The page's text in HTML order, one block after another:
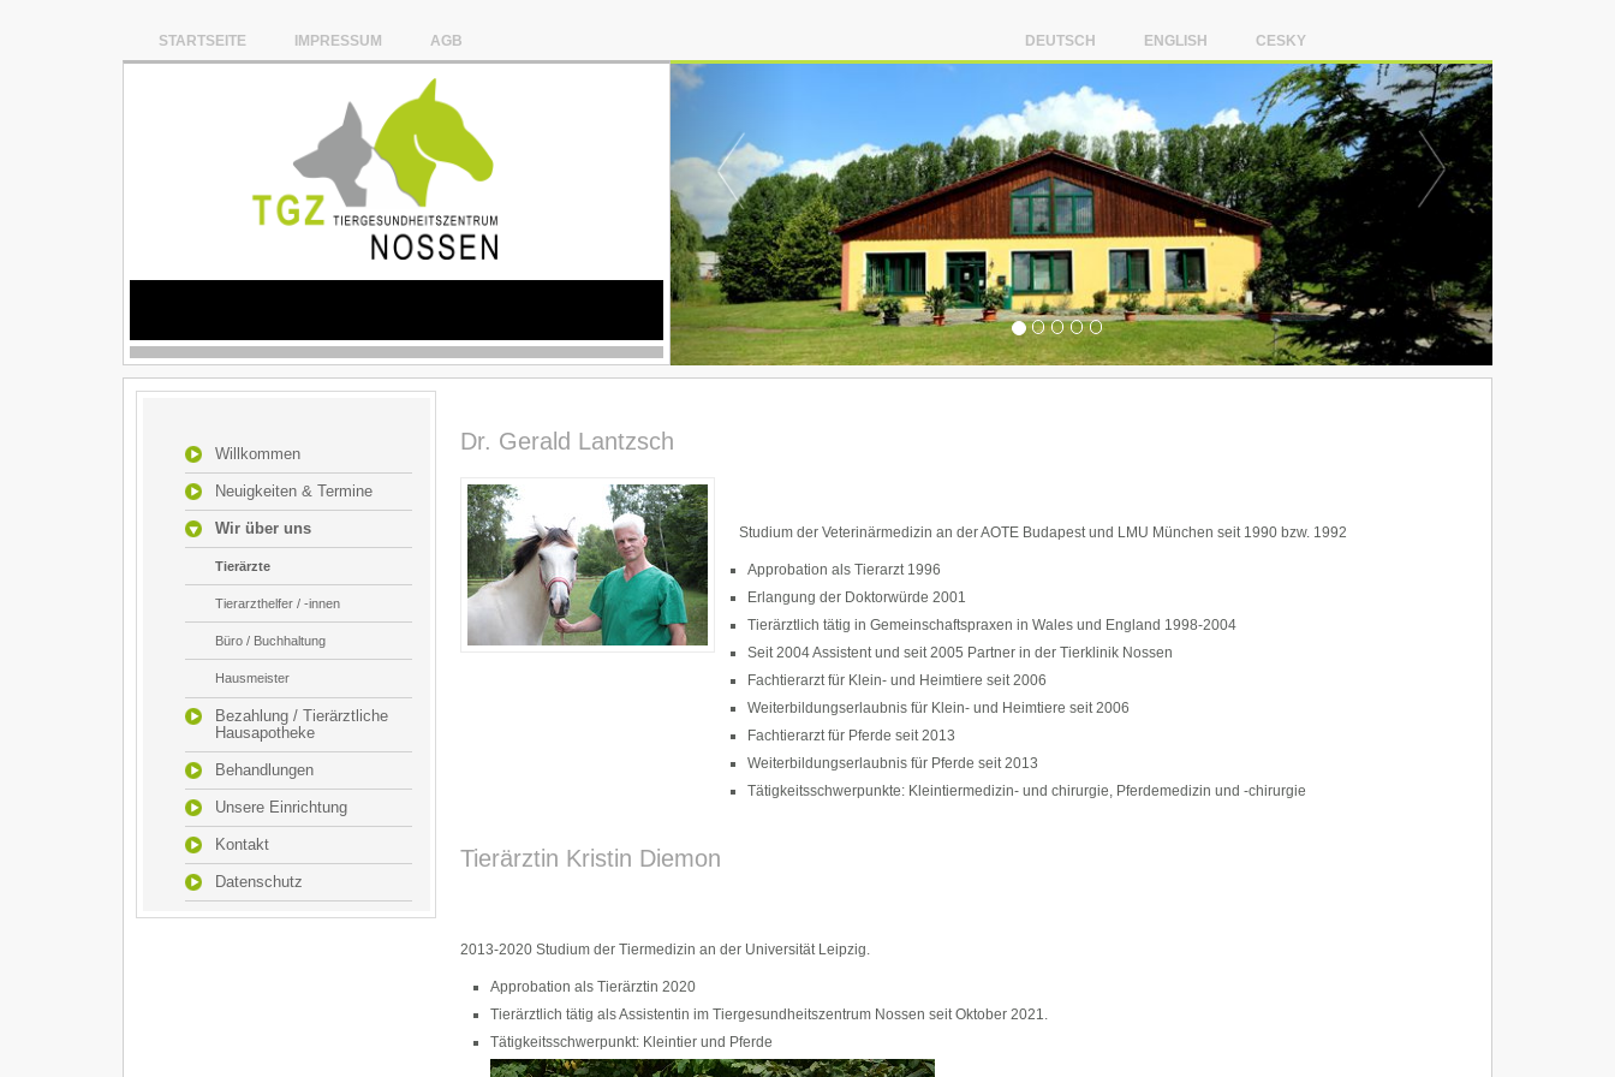
STARTSEITE IMPRESSUM AGB DEUTSCH ENGLISH CESKY
Willkommen
Neuigkeiten & Termine
Wir über uns
Tierärzte
Tierarzthelfer / -innen
Büro / Buchhaltung
Hausmeister
Bezahlung / Tierärztliche
Hausapotheke
Behandlungen
Unsere Einrichtung
Kontakt
Datenschutz
Dr. Gerald Lantzsch
Studium der Veterinärmedizin an der AOTE Budapest und LMU München seit 1990 bzw. 1992
Approbation als Tierarzt 1996
Erlangung der Doktorwürde 2001
Tierärztlich tätig in Gemeinschaftspraxen in Wales und England 1998-2004
Seit 2004 Assistent und seit 2005 Partner in der Tierklinik Nossen
Fachtierarzt für Klein- und Heimtiere seit 2006
Weiterbildungserlaubnis für Klein- und Heimtiere seit 2006
Fachtierarzt für Pferde seit 2013
Weiterbildungserlaubnis für Pferde seit 2013
Tätigkeitsschwerpunkte: Kleintiermedizin- und chirurgie, Pferdemedizin und -chirurgie
Tierärztin Kristin Diemon
2013-2020 Studium der Tiermedizin an der Universität Leipzig.
Approbation als Tierärztin 2020
Tierärztlich tätig als Assistentin im Tiergesundheitszentrum Nossen seit Oktober 2021.
Tätigkeitsschwerpunkt: Kleintier und Pferde